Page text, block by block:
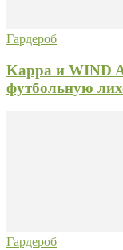
Гардероб
Kappa и WIND
футбольную
Гардероб